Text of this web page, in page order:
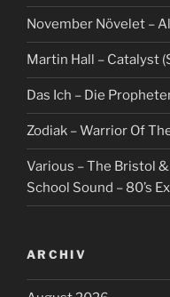
November Növelet –
Martin Hall – Catalyst
Das Ich – Die
Zodiak – Warrior Of
Various – The Bristol
School Sound – 80’s
ARCHIV